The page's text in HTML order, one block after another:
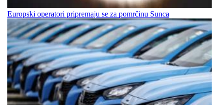
Europski operatori pripremaju se za pomrčinu Sunca